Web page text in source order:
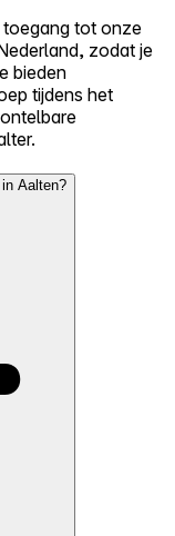
toegang tot onze
zodat je
bieden
tijdens het
Aalten?